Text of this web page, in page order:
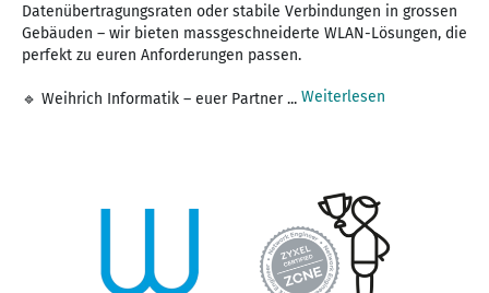
Datenübertragungsraten oder stabile Verbindungen in grossen
Gebäuden – wir bieten massgeschneiderte WLAN-Lösungen, die
perfekt zu euren Anforderungen passen.
🔹 Weihrich Informatik – euer Partner ... Weiterlesen